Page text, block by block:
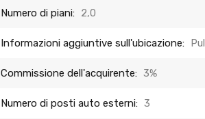
Numero di piani: 2,0
Informazioni aggiuntive sull'ubicazione:
Commissione dell'acquirente: 3%
Numero di posti auto esterni: 3